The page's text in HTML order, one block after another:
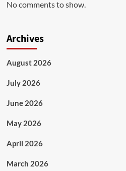
No comments to show.
Archives
August 2026
July 2026
June 2026
May 2026
April 2026
March 2026